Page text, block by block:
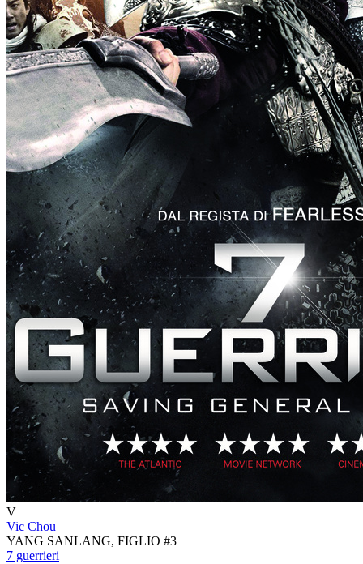
V
Vic Chou
YANG SANLANG, FIGLIO #3
7 guerrieri